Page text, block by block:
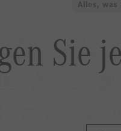
Alles, was
Sie